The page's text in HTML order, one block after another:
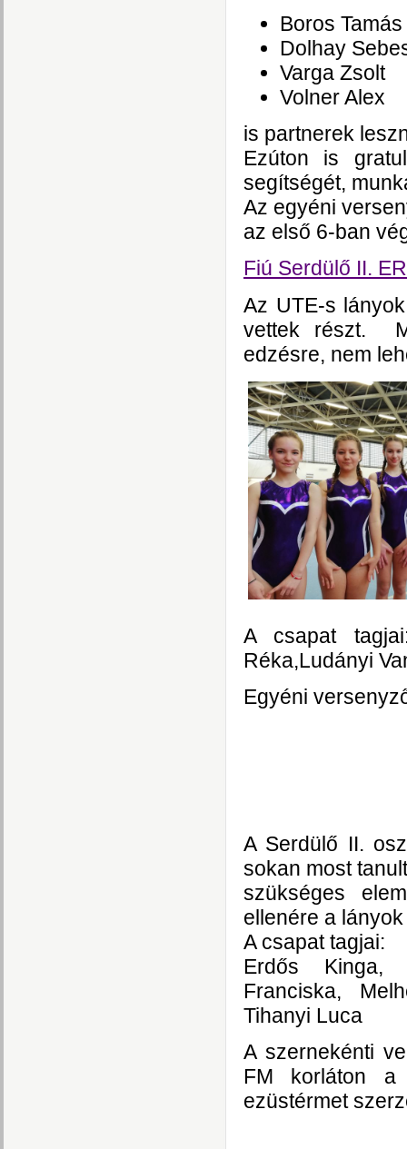
Boros Tamás
Dolhay
Varga Zsolt
Volner Alex
is partnerek
Ezúton is
segítségét,
Az egyéni
az első 6-ban
Fiú Serdülő II.
Az UTE-s
vettek részt.
edzésre, nem
A csapat
Réka,Ludányi
Egyéni
A Serdülő II.
sokan most
szükséges
ellenére a
A csapat tagjai:
Erdős Kinga,
Franciska,
Tihanyi Luca
A szernekénti
FM korláton a
ezüstérmet